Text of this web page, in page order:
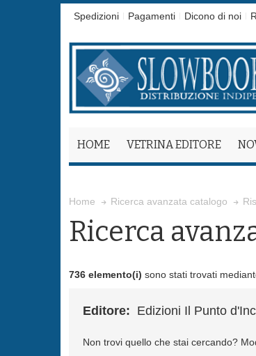
Spedizioni Pagamenti Dicono di noi
HOME VETRINA EDITORE
Home Ricerca avanzata catalogo
Ricerca
736 elemento(i) sono stati trovati
Editore: Edizioni Il Punto
Non trovi quello che stai cercando?